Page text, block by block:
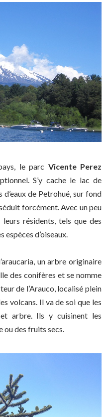
le parc Vicente Perez
S’y cache le lac de
d’eaux de Petrohué, sur fond
forcément. Avec un peu
résidents, tels que des
d’oiseaux.
un arbre originaire
des conifères et se nomme
de l’Arauco, localisé plein
volcans. Il va de soi que les
arbre. Ils y cuisinent les
ou des fruits secs.